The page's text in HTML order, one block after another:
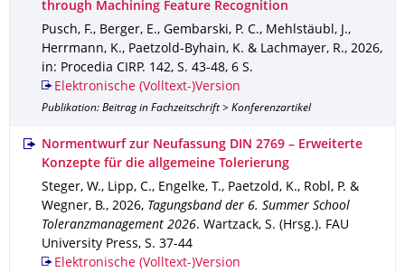
through Machining Feature Recognition
Pusch, F., Berger, E., Gembarski, P. C., Mehlstäubl, J.,
Herrmann, K., Paetzold-Byhain, K. & Lachmayer, R., 2026,
in: Procedia CIRP. 142, S. 43-48, 6 S.
Elektronische (Volltext-)Version
Publikation: Beitrag in Fachzeitschrift > Konferenzartikel
Normentwurf zur Neufassung DIN 2769 – Erweiterte
Konzepte für die allgemeine Tolerierung
Steger, W., Lipp, C., Engelke, T., Paetzold, K., Robl, P. &
Wegner, B., 2026, Tagungsband der 6. Summer School
Toleranzmanagement 2026. Wartzack, S. (Hrsg.). FAU
University Press, S. 37-44
Elektronische (Volltext-)Version